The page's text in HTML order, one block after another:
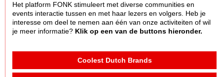
Het platform FONK stimuleert met diverse communities en
events interactie tussen en met haar lezers en volgers. Heb je
interesse om deel te nemen aan één van onze activiteiten of wil
je meer informatie? Klik op een van de buttons hieronder.
Coolest Dutch Brands